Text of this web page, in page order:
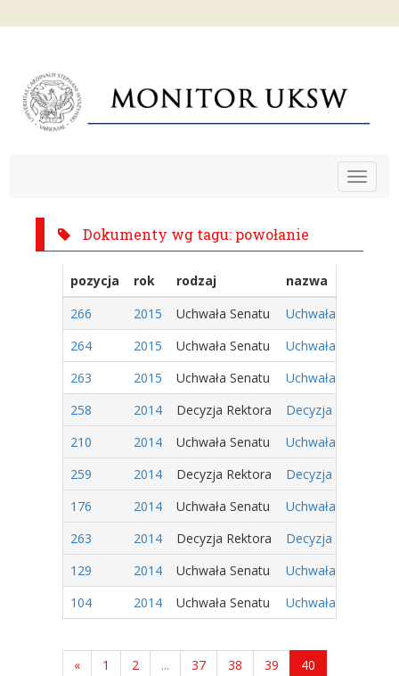
Toggle
Dokumenty wg tagu: powołanie
pozycja rok rodzaj
nazwa
266
2015 Uchwała Senatu
Uchwała Nr 11/
264
2015 Uchwała Senatu
Uchwała Nr 13/
263
2015 Uchwała Senatu
Uchwała Nr 14/
258
2014 Decyzja Rektora
Decyzja Nr 12/
210
2014 Uchwała Senatu
Uchwała Nr 121/
259
2014 Decyzja Rektora
Decyzja Nr 11/
176
2014 Uchwała Senatu
Uchwała Nr 87/
263
2014 Decyzja Rektora
Decyzja Nr 7/2014
129
2014 Uchwała Senatu
Uchwała Nr 40/
104
2014 Uchwała Senatu Uchwała Nr 15/
« 1 2 ... 37 38 39
40